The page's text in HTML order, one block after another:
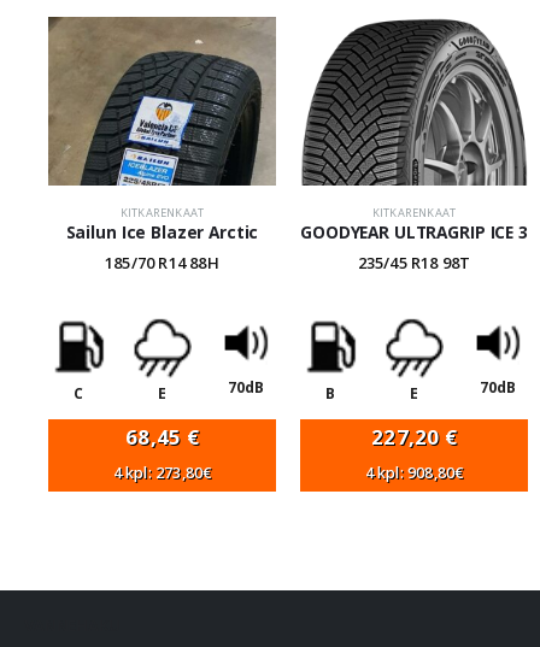
KITKARENKAAT
Sailun Ice Blazer Arctic
185/70 R14 88H
C E 70dB
68,45 €
4 kpl: 273,80€
KITKARENKAAT
GOODYEAR ULTRAGRIP ICE 3
235/45 R18 98T
B E 70dB
227,20 €
4 kpl: 908,80€